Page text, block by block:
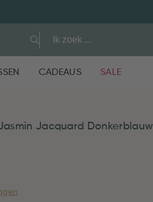
CADEAUS SALE
Jacquard Donkerblauw